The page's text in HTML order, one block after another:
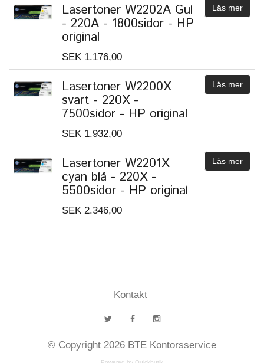
Lasertoner W2202A Gul
- 220A - 1800sidor - HP
original
SEK 1.176,00
Läs mer
Lasertoner W2200X
svart - 220X -
7500sidor - HP original
SEK 1.932,00
Läs mer
Lasertoner W2201X
cyan blå - 220X -
5500sidor - HP original
SEK 2.346,00
Läs mer
Kontakt
© Copyright 2026 BTE Kontorsservice